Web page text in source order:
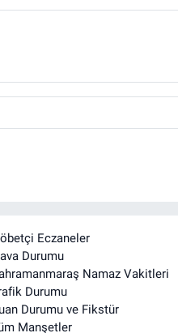
Eczaneler
Durumu
Namaz Vakitleri
Durumu
Durumu ve Fikstür
Manşetler